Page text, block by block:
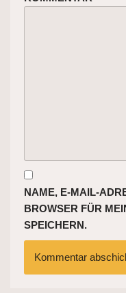
NAME, E-MAIL-
BROWSER FÜR
SPEICHERN.